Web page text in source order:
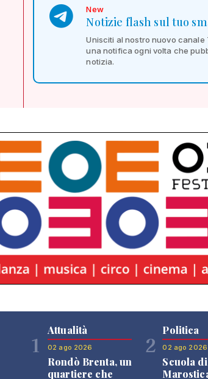
New
Notizie flash sul tuo
Unisciti al nostro nuovo canale
una notifica ogni volta che
notizia.
1
Attualità
02 ago 2026
Rondò Brenta, un
quartiere che
2
Politica
02 ago 2026
Scuola di